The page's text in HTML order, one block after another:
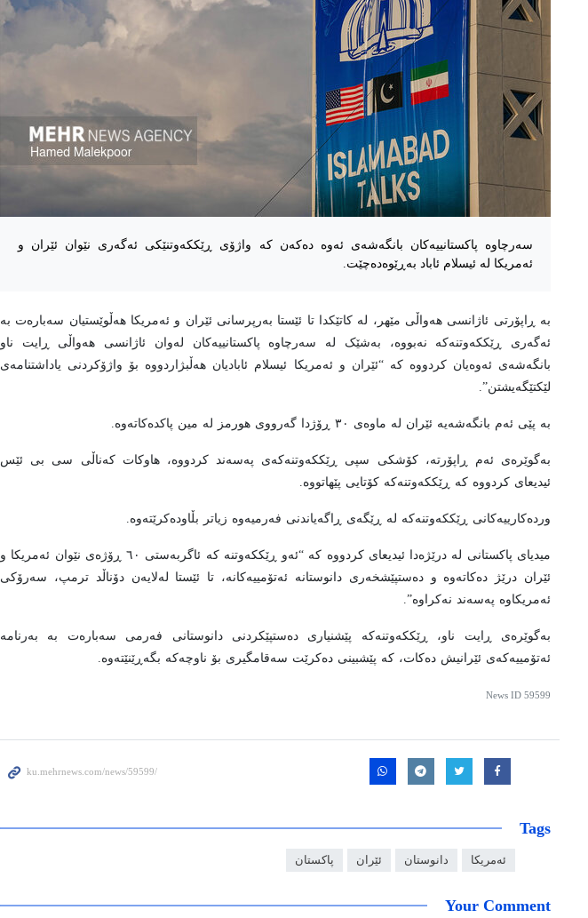
سەرچاوە پاکستانییەکان بانگەشەی ئەوە دەکەن کە واژۆی ڕێککەوتنێکی ئەگەری نێوان ئێران و
ئەمریکا لە ئیسلام ئاباد بەڕێوەدەچێت.
بە ڕاپۆرتی ئاژانسی هەواڵی مێهر، لە کاتێکدا تا ئێستا بەرپرسانی ئێران و ئەمریکا هەڵوێستیان سەبارەت بە
ئەگەری ڕێککەوتنەکە نەبووە، بەشێک لە سەرچاوە پاکستانییەکان لەوان ئاژانسی هەواڵی ڕایت ناو
بانگەشەی ئەوەیان کردووە کە “ئێران و ئەمریکا ئیسلام ئابادیان هەڵبژاردووە بۆ واژۆکردنی یاداشتنامەی
لێکتێگەیشتن”.
بە پێی ئەم بانگەشەیە ئێران لە ماوەی ٣٠ ڕۆژدا گەرووی هورمز لە مین پاکدەکاتەوە.
بەگوێرەی ئەم ڕاپۆرتە، کۆشکی سپی ڕێککەوتنەکەی پەسەند کردووە، هاوکات کەناڵی سی بی ئێس
ئیدیعای کردووە کە ڕێککەوتنەکە کۆتایی پێهاتووە.
وردەکارییەکانی ڕێککەوتنەکە لە ڕێگەی ڕاگەیاندنی فەرمیەوە زیاتر بڵاودەکرێتەوە.
میدیای پاکستانی لە درێژەدا ئیدیعای کردووە کە “ئەو ڕێککەوتنە کە ئاگربەستی ٦٠ ڕۆژەی نێوان ئەمریکا و
ئێران درێژ دەکاتەوە و دەستپێشخەری دانوستانە ئەتۆمییەکانە، تا ئێستا لەلایەن دۆناڵد ترمپ، سەرۆکی
ئەمریکاوە پەسەند نەکراوە”.
بەگوێرەی ڕایت ناو، ڕێککەوتنەکە پێشنیاری دەستپێکردنی دانوستانی فەرمی سەبارەت بە بەرنامە
ئەتۆمییەکەی ئێرانیش دەکات، کە پێشبینی دەکرێت سەقامگیری بۆ ناوچەکە بگەڕێنێتەوە.
News ID 59599
Tags
ئەمریکا دانوستان ئێران پاکستان
Your Comment